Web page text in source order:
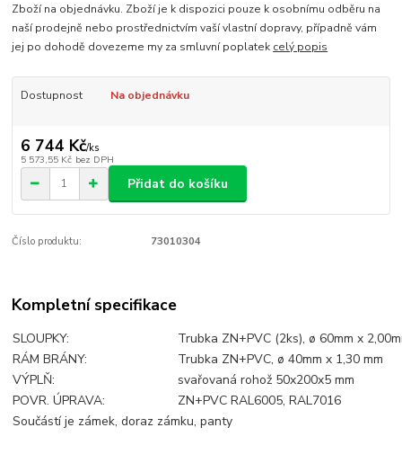
Zboží na objednávku. Zboží je k dispozici pouze k osobnímu odběru na
naší prodejně nebo prostřednictvím vaší vlastní dopravy, případně vám
jej po dohodě dovezeme my za smluvní poplatek celý popis
Dostupnost Na objednávku
6 744 Kč/ks
5 573,55 Kč bez DPH
Přidat do košíku
Číslo produktu: 73010304
Kompletní specifikace
SLOUPKY:
Trubka ZN+PVC (2ks), ø 60mm x
RÁM BRÁNY:
Trubka ZN+PVC, ø 40mm x 1,30 mm
VÝPLŇ:
svařovaná rohož 50x200x5 mm
POVR. ÚPRAVA:
ZN+PVC RAL6005, RAL7016
Součástí je zámek, doraz zámku, panty